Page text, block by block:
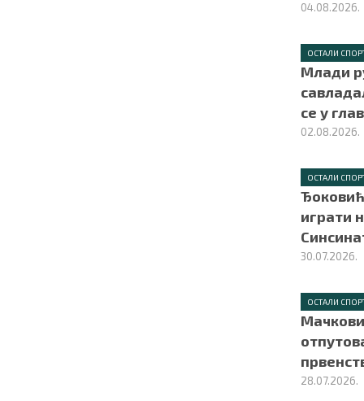
04.08.2026.
ОСТАЛИ
Млади
се у
02.08.2026.
ОСТАЛИ
играти
30.07.2026.
ОСТАЛИ
28.07.2026.